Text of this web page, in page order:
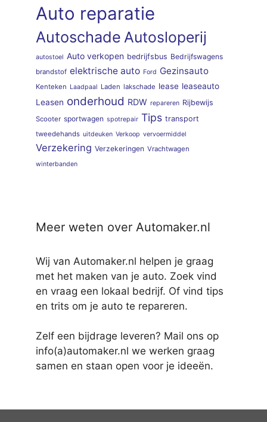
Auto reparatie
Autoschade Autosloperij
autostoel Auto verkopen bedrijfsbus Bedrijfswagens
brandstof elektrische auto Ford Gezinsauto
Kenteken Laadpaal Laden lakschade lease leaseauto
Leasen onderhoud RDW repareren Rijbewijs
Scooter sportwagen spotrepair Tips transport
tweedehands uitdeuken Verkoop vervoermiddel
Verzekering Verzekeringen Vrachtwagen
winterbanden
Meer weten over Automaker.nl
Wij van Automaker.nl helpen je graag
met het maken van je auto. Zoek vind
en vraag een lokaal bedrijf. Of vind tips
en trits om je auto te repareren.
Zelf een bijdrage leveren? Mail ons op
info(a)automaker.nl we werken graag
samen en staan open voor je ideeën.